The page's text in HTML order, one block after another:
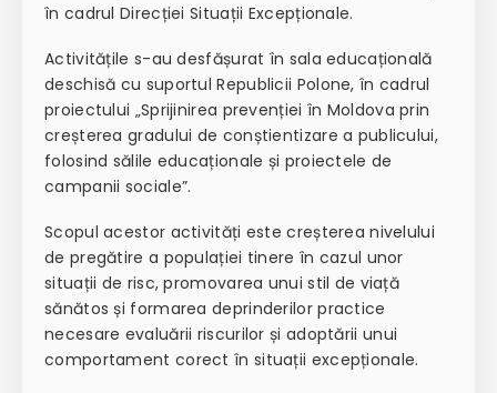
în cadrul Direcției Situații Excepționale.
Activitățile s-au desfășurat în sala educațională
deschisă cu suportul Republicii Polone, în cadrul
proiectului „Sprijinirea prevenției în Moldova prin
creșterea gradului de conștientizare a publicului,
folosind sălile educaționale și proiectele de
campanii sociale”.
Scopul acestor activități este creșterea nivelului
de pregătire a populației tinere în cazul unor
situații de risc, promovarea unui stil de viață
sănătos și formarea deprinderilor practice
necesare evaluării riscurilor și adoptării unui
comportament corect în situații excepționale.